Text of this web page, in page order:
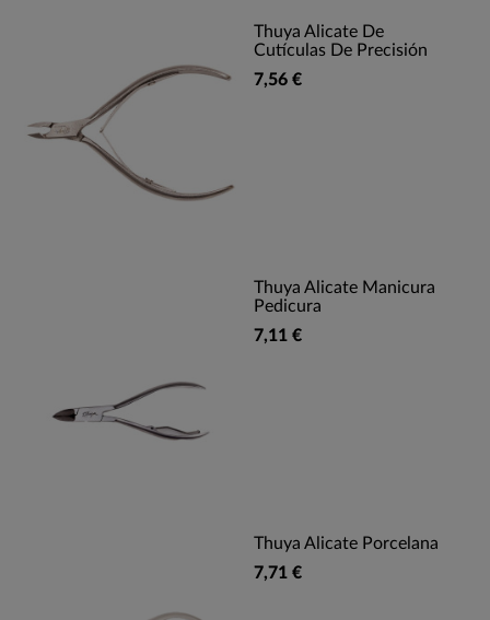
Thuya Alicate De
Cutículas De Precisión
7,56 €
Thuya Alicate Manicura
Pedicura
7,11 €
Thuya Alicate Porcelana
7,71 €